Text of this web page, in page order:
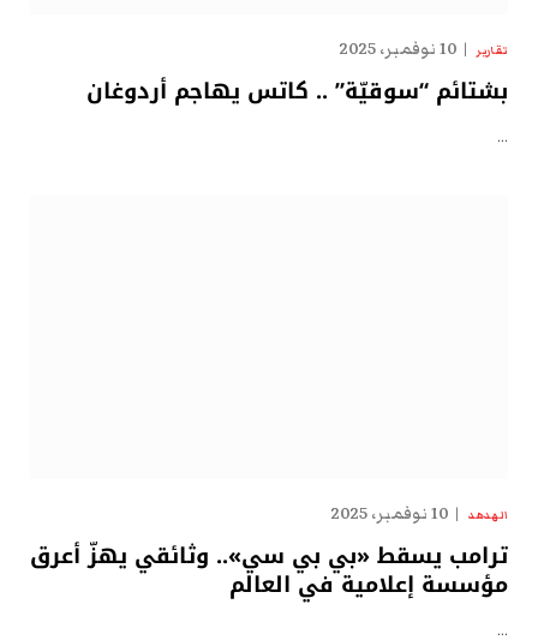
تقارير 10 نوفمبر، 2025
بشتائم “سوقيّة” .. كاتس يهاجم أردوغان
…
الهدهد 10 نوفمبر، 2025
ترامب يسقط «بي بي سي».. وثائقي يهزّ أعرق
مؤسسة إعلامية في العالم
…